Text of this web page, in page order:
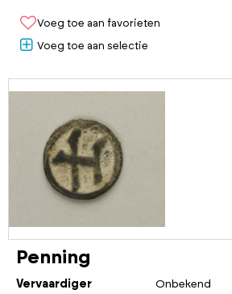
Voeg toe aan favorieten
Voeg toe aan selectie
Penning
Vervaardiger
Onbekend